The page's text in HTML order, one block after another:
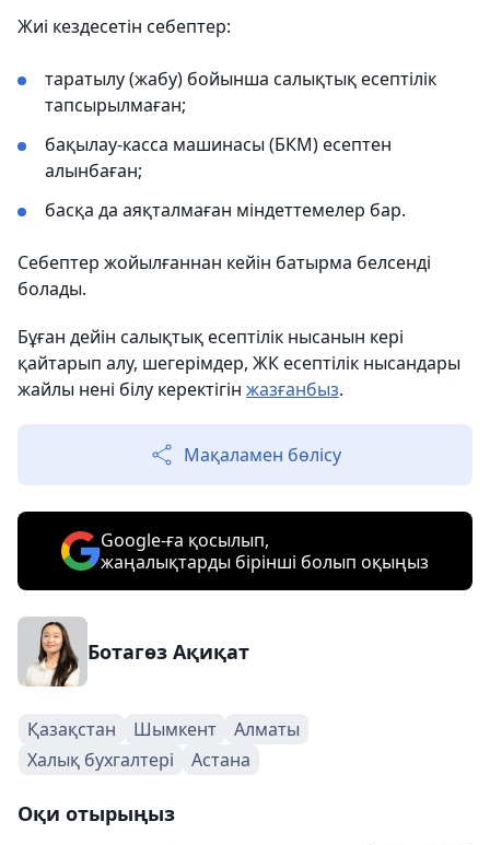
Жиі кездесетін себептер:
таратылу (жабу) бойынша салықтық есептілік
тапсырылмаған;
бақылау-касса машинасы (БКМ) есептен
алынбаған;
басқа да аяқталмаған міндеттемелер бар.
Себептер жойылғаннан кейін батырма белсенді
болады.
Бұған дейін салықтық есептілік нысанын кері
қайтарып алу, шегерімдер, ЖК есептілік нысандары
жайлы нені білу керектігін жазғанбыз.
Мақаламен бөлісу
Google-ға қосылып,
жаңалықтарды бірінші болып оқыңыз
Ботагөз Ақиқат
Қазақстан Шымкент
Алматы
Халық бухгалтері
Астана
Оқи отырыңыз